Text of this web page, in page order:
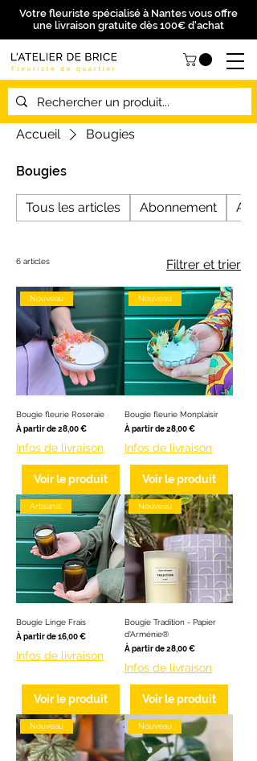
Votre fleuriste spécialisé à Nantes vous offre
une livraison gratuite dès 100€ d'achat
Accueil Bougies
Bougies
Tous les articles Abonnement
6 articles Filtrer et trier
Nouveau
Bougie fleurie Roseraie
À partir de28,00 €
Prix promotionnel
Infos de livraison
Voir le produit
Nouveau
Bougie fleurie Monplaisir
À partir de28,00 €
Prix promotionnel
Infos de livraison
Voir le produit
Artisanal
Bougie Linge Frais
À partir de16,00 €
Prix promotionnel
Infos de livraison
Voir le produit
Nouveau
Bougie Tradition - Papier
d'Arménie®
À partir de28,00 €
Prix promotionnel
Infos de livraison
Voir le produit
Nouveau Nouveau